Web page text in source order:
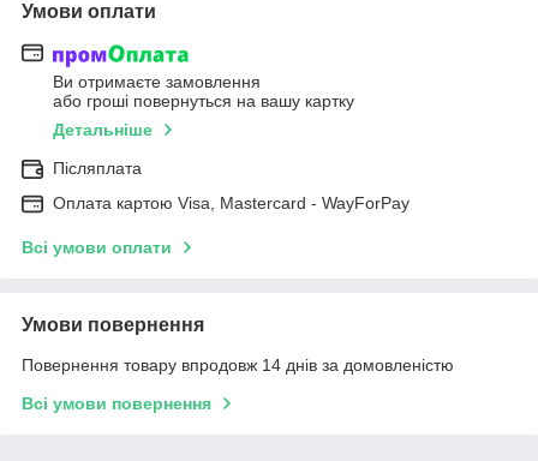
Умови оплати
Ви отримаєте замовлення
або гроші повернуться на вашу картку
Детальніше
Післяплата
Оплата картою Visa, Mastercard - WayForPay
Всі умови оплати
Умови повернення
Повернення товару впродовж 14 днів за домовленістю
Всі умови повернення